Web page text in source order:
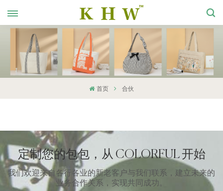
首页 合伙
定制您的包包，从 COLORFUL 开始
我们欢迎来自各行各业的新老客户与我们联系，建立未来的
业务合作关系，实现共同成功。